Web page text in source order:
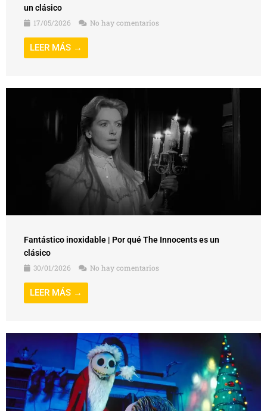
un clásico
17/05/2026
No hay comentarios
LEER MÁS →
Fantástico inoxidable | Por qué The Innocents es un
clásico
30/01/2026
No hay comentarios
LEER MÁS →